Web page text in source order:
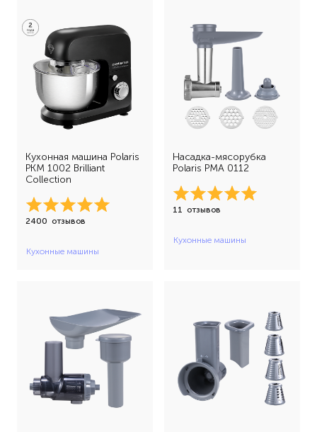
Кухонная машина Polaris
PKM 1002 Brilliant
Collection
2400 отзывов
Кухонные машины
Насадка-мясорубка
Polaris PMA 0112
11 отзывов
Кухонные машины